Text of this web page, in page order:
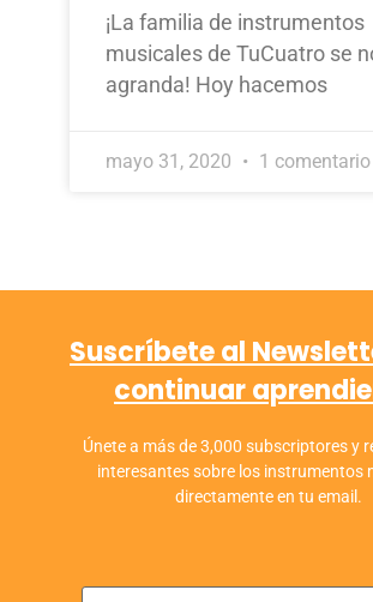
¡La familia de instrumentos
musicales de TuCuatro se
agranda! Hoy hacemos
mayo 31, 2020 1 comentario
Suscríbete al
continuar
Únete a más de 3,000 subscriptores y
interesantes sobre los instrumentos
directamente en tu email.